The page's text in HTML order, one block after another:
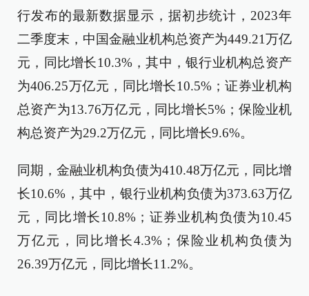
行发布的最新数据显示，据初步统计，2023年
二季度末，中国金融业机构总资产为449.21万亿
元，同比增长10.3%，其中，银行业机构总资产
为406.25万亿元，同比增长10.5%；证券业机构
总资产为13.76万亿元，同比增长5%；保险业机
构总资产为29.2万亿元，同比增长9.6%。
同期，金融业机构负债为410.48万亿元，同比增
长10.6%，其中，银行业机构负债为373.63万亿
元，同比增长10.8%；证券业机构负债为10.45
万亿元，同比增长4.3%；保险业机构负债为
26.39万亿元，同比增长11.2%。